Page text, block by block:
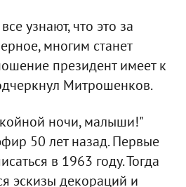
узнают, что это за
многим станет
президент имеет к
Митрошенков.
ночи, малыши!"
50 лет назад. Первые
в 1963 году. Тогда
эскизы декораций и